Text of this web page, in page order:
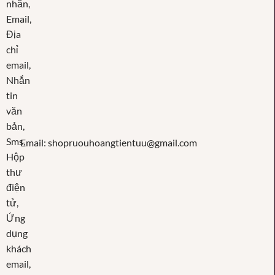
Email: shopruouhoangtientuu@gmail.com